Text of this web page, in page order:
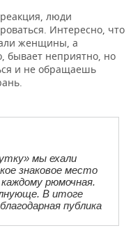
люди
Интересно, что
женщины, а
неприятно, но
и не обращаешь
мы ехали
знаковое место
рюмочная.
В итоге
публика